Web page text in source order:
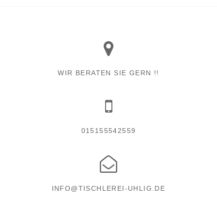
WIR BERATEN SIE GERN !!
015155542559
INFO@TISCHLEREI-UHLIG.DE